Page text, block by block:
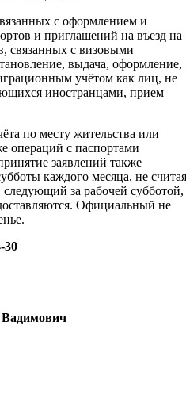
с оформлением и
и приглашений на въезд на
связанных с визовыми
выдача, оформление,
учётом как лиц, не
иностранцами, прием
по месту жительства или
операций с паспортами
заявлений также
каждого месяца, не считая
за рабочей субботой,
Официальный не
30